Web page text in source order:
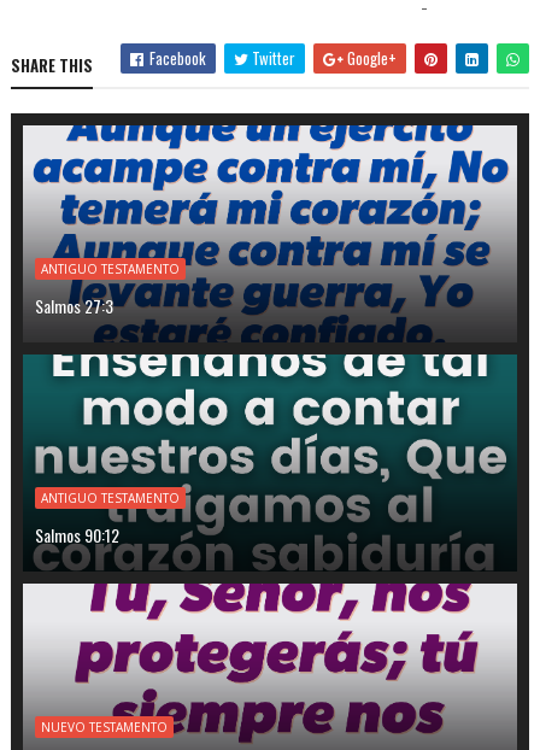
-
SHARE THIS Facebook Twitter Google+
ANTIGUO TESTAMENTO
Salmos 27:3
ANTIGUO TESTAMENTO
Salmos 90:12
NUEVO TESTAMENTO